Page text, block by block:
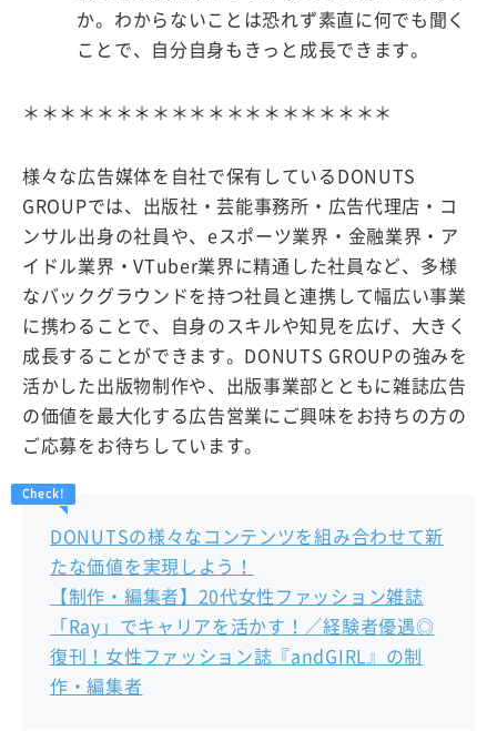
か。わからないことは恐れず素直に何でも聞く
ことで、自分自身もきっと成長できます。
＊＊＊＊＊＊＊＊＊＊＊＊＊＊＊＊＊＊＊＊
様々な広告媒体を自社で保有しているDONUTS
GROUPでは、出版社・芸能事務所・広告代理店・コ
ンサル出身の社員や、eスポーツ業界・金融業界・ア
イドル業界・VTuber業界に精通した社員など、多様
なバックグラウンドを持つ社員と連携して幅広い事業
に携わることで、自身のスキルや知見を広げ、大きく
成長することができます。DONUTS GROUPの強みを
活かした出版物制作や、出版事業部とともに雑誌広告
の価値を最大化する広告営業にご興味をお持ちの方の
ご応募をお待ちしています。
DONUTSの様々なコンテンツを組み合わせて新
たな価値を実現しよう！
【制作・編集者】20代女性ファッション雑誌
「Ray」でキャリアを活かす！／経験者優遇◎
復刊！女性ファッション誌『andGIRL』の制
作・編集者